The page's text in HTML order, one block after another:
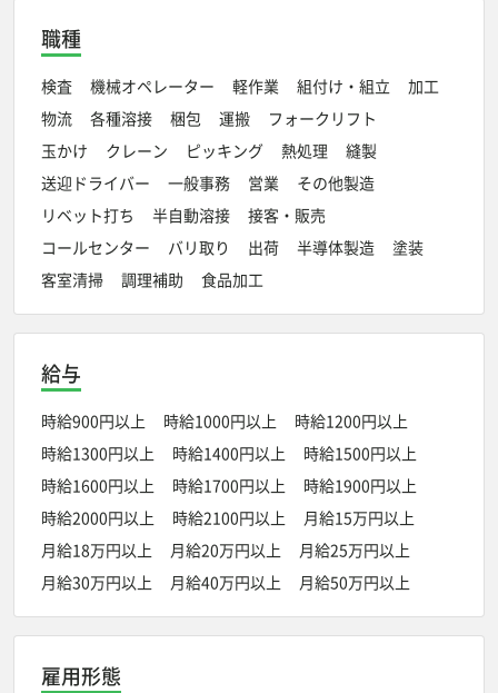
職種
検査 機械オペレーター 軽作業 組付け・組立
加工
物流
各種溶接 梱包 運搬
フォークリフト
玉かけ
クレーン ピッキング 熱処理
縫製
送迎ドライバー
一般事務 営業
その他製造
リベット打ち
半自動溶接
接客・販売
コールセンター
バリ取り 出荷 半導体製造
塗装
客室清掃
調理補助 食品加工
給与
時給900円以上 時給1000円以上
時給1200円以上
時給1300円以上
時給1400円以上
時給1500円以上
時給1600円以上
時給1700円以上
時給1900円以上
時給2000円以上
時給2100円以上
月給15万円以上
月給18万円以上
月給20万円以上
月給25万円以上
月給30万円以上
月給40万円以上 月給50万円以上
雇用形態